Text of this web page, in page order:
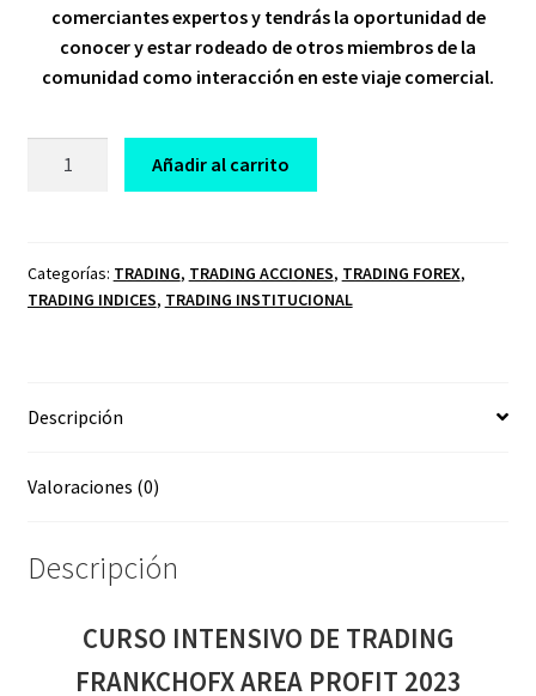
comerciantes expertos y tendrás la oportunidad de
conocer y estar rodeado de otros miembros de la
comunidad como interacción en este viaje comercial.
FRANKCHOFX
AREA
Añadir al carrito
Categorías: TRADING, TRADING ACCIONES, TRADING FOREX,
TRADING INDICES, TRADING INSTITUCIONAL
Descripción
Valoraciones (0)
Descripción
CURSO INTENSIVO DE TRADING
FRANKCHOFX AREA PROFIT 2023